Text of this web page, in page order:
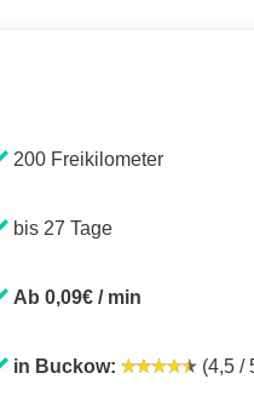
200 Freikilometer
bis 27 Tage
Ab 0,09€ / min
in Buckow: (4,5 /